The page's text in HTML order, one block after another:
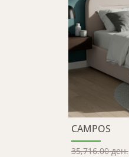
CAMPOS
35,716.00 ден.